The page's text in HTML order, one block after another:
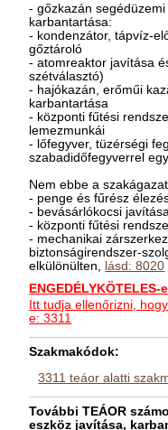
- gőzkazán
karbantartása:
- kondenzátor, tápvíz-
gőztároló
- atomreaktor javítása
szétválasztó)
- hajókazán, erőműi
karbantartása
- központi fűtési
lemezmunkái
- lőfegyver, tüzérségi
szabadidőfegyverrel
Nem ebbe a
- penge és fűrész
- bevásárlókocsi
- központi fűtési
- mechanikai
biztonságirendszer-
elkülönülten, lásd: 8020
ENGEDÉLYKÖTELES-
Itt tudja ellenőrizni,
e: 3311
Szakmakódok:
3311 teáor alatti
További TEÁOR
eszköz javítása,